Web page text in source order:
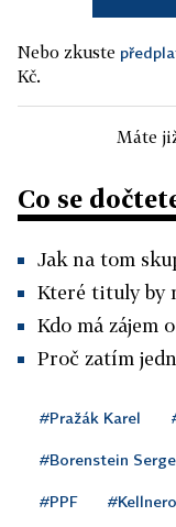
Nebo zkuste
Kč.
Máte
Co se
Jak na tom
Které tituly by
Kdo má zájem
Proč zatím
#Pražák Karel
#Borenstein Serge
#PPF